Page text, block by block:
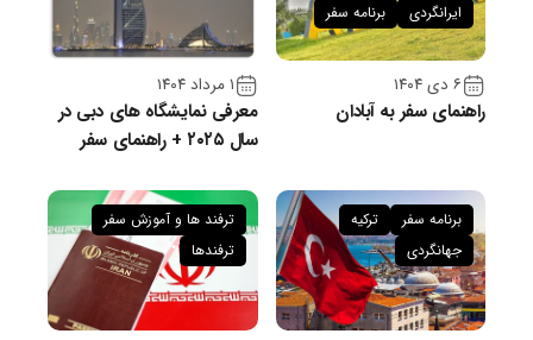
۶ دی ۱۴۰۴
راهنمای سفر به آبادان
ایرانگردی
برنامه سفر
۱ مرداد ۱۴۰۴
معرفی نمایشگاه های دبی در
سال ۲۰۲۵ + راهنمای سفر
برنامه سفر
ترکیه
جهانگردی
ترفند ها و آموزش سفر
ترفندها